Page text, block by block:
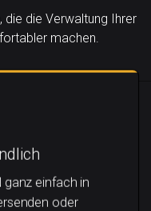
die die Verwaltung Ihrer
machen.
ganz einfach in
oder